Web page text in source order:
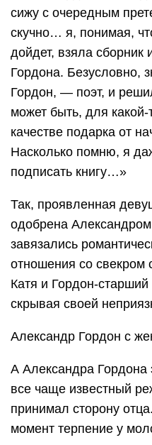
сижу с очередным
скучно… я, понимая,
дойдет, взяла сборник
Гордона. Безусловно,
Гордон, — поэт, и
может быть, для
качестве подарка от
Насколько помню, я
подписать книгу…»
Так, проявленная
одобрена
завязались
отношения со свекром
Катя и Гордон-
скрывая своей
Александр Гордон с
А Александра Гордона
все чаще известный
принимал сторону
момент терпение у